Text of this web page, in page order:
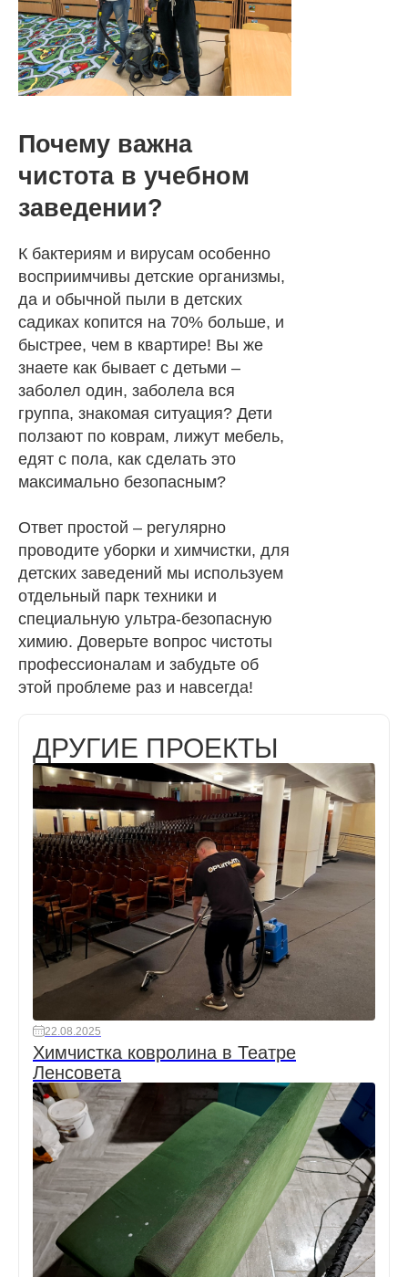
Почему важна
чистота в учебном
заведении?
К бактериям и вирусам особенно
восприимчивы детские организмы,
да и обычной пыли в детских
садиках копится на 70% больше, и
быстрее, чем в квартире! Вы же
знаете как бывает с детьми –
заболел один, заболела вся
группа, знакомая ситуация? Дети
ползают по коврам, лижут мебель,
едят с пола, как сделать это
максимально безопасным?
Ответ простой – регулярно
проводите уборки и химчистки, для
детских заведений мы используем
отдельный парк техники и
специальную ультра-безопасную
химию. Доверьте вопрос чистоты
профессионалам и забудьте об
этой проблеме раз и навсегда!
ДРУГИЕ ПРОЕКТЫ
22.08.2025
Химчистка ковролина в Театре
Ленсовета